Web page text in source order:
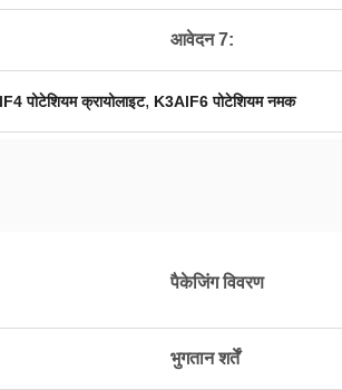
आवेदन 7:
पोटेशियम क्रायोलाइट, K3AlF6 पोटेशियम नमक
पैकेजिंग विवरण
भुगतान शर्तें